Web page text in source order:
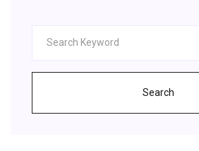
Search